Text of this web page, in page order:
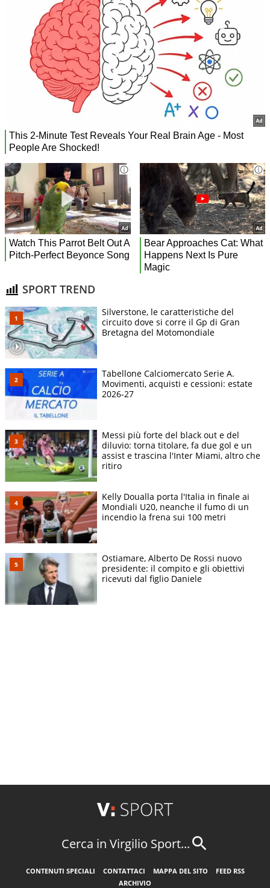
SPORT TREND
Silverstone, le caratteristiche del
circuito dove si corre il Gp di Gran
Bretagna del Motomondiale
Tabellone Calciomercato Serie A.
Movimenti, acquisti e cessioni: estate
2026-27
Messi più forte del black out e del
diluvio: torna titolare, fa due gol e un
assist e trascina l'Inter Miami, altro che
ritiro
Kelly Doualla porta l'Italia in finale ai
Mondiali U20, neanche il fumo di un
incendio la frena sui 100 metri
Ostiamare, Alberto De Rossi nuovo
presidente: il compito e gli obiettivi
ricevuti dal figlio Daniele
Cerca in Virgilio Sport...
CONTENUTI SPECIALI CONTATTACI MAPPA DEL SITO
FEED RSS
ARCHIVIO